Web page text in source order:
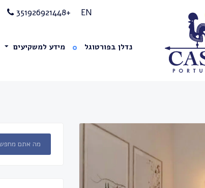
EN
+351926921448
נדלן בפורטוגל מידע למשקיעים